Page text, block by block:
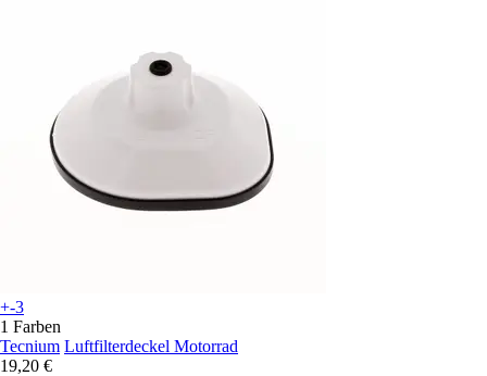
+-3
1 Farben
Tecnium Luftfilterdeckel Motorrad
19,20 €